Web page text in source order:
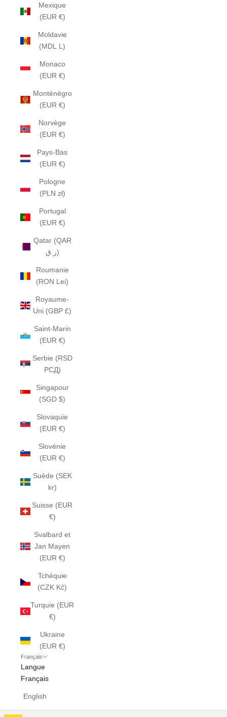
Mexique
(EUR €)
Moldavie
(MDL L)
Monaco
(EUR €)
Monténégro
(EUR €)
Norvège
(EUR €)
Pays-Bas
(EUR €)
Pologne
(PLN zł)
Portugal
(EUR €)
Qatar (QAR
ر.ق)
Roumanie
(RON Lei)
Royaume-
Uni (GBP £)
Saint-Marin
(EUR €)
Serbie (RSD
РСД)
Singapour
(SGD $)
Slovaquie
(EUR €)
Slovénie
(EUR €)
Suède (SEK
kr)
Suisse (EUR
€)
Svalbard et
Jan Mayen
(EUR €)
Tchéquie
(CZK Kč)
Turquie (EUR
€)
Ukraine
(EUR €)
Français
Langue
Français
English